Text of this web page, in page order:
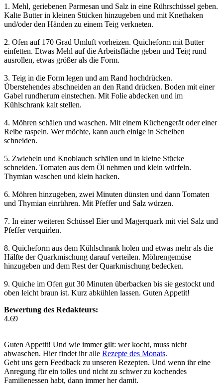
1. Mehl, geriebenen Parmesan und Salz in eine Rührschüssel geben.
Kalte Butter in kleinen Stücken hinzugeben und mit Knethaken
und/oder den Händen zu einem Teig verkneten.
2. Ofen auf 170 Grad Umluft vorheizen. Quicheform mit Butter
einfetten. Etwas Mehl auf die Arbeitsfläche geben und Teig rund
ausrollen, etwas größer als die Form.
3. Teig in die Form legen und am Rand hochdrücken.
Überstehendes abschneiden an den Rand drücken. Boden mit einer
Gabel rundherum einstechen. Mit Folie abdecken und im
Kühlschrank kalt stellen.
4. Möhren schälen und waschen. Mit einem Küchengerät oder einer
Reibe raspeln. Wer möchte, kann auch einige in Scheiben
schneiden.
5. Zwiebeln und Knoblauch schälen und in kleine Stücke
schneiden. Tomaten aus dem Öl nehmen und klein würfeln.
Thymian waschen und klein hacken.
6. Möhren hinzugeben, zwei Minuten dünsten und dann Tomaten
und Thymian einrühren. Mit Pfeffer und Salz würzen.
7. In einer weiteren Schüssel Eier und Magerquark mit viel Salz und
Pfeffer verquirlen.
8. Quicheform aus dem Kühlschrank holen und etwas mehr als die
Hälfte der Quarkmischung darauf verteilen. Möhrengemüse
hinzugeben und dem Rest der Quarkmischung bedecken.
9. Quiche im Ofen gut 30 Minuten überbacken bis sie gestockt und
oben leicht braun ist. Kurz abkühlen lassen. Guten Appetit!
Bewertung des Redakteurs:
4.69
Guten Appetit! Und wie immer gilt: wer kocht, muss nicht
abwaschen. Hier findet ihr alle Rezepte des Monats.
Gebt uns gern Feedback zu unseren Rezepten. Und wenn ihr eine
Anregung für ein tolles und nicht zu schwer zu kochendes
Familienessen habt, dann immer her damit.